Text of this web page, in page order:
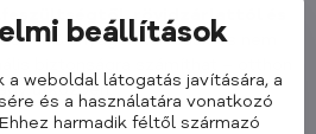
rövidzárlattól és
+ PC anyagok tartósak és nem
útközben.
beállítások
a weboldal látogatás javítására, a
és a használatára vonatkozó
harmadik féltől származó